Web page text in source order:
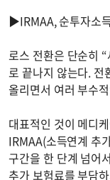
▶IRMAA, 순투자소
로스 전환은 단순히
로 끝나지 않는다. 전
올리면서 여러 부수
대표적인 것이 메디
IRMAA(소득연계 추
구간을 한 단계 넘어
추가 보험료를 부담